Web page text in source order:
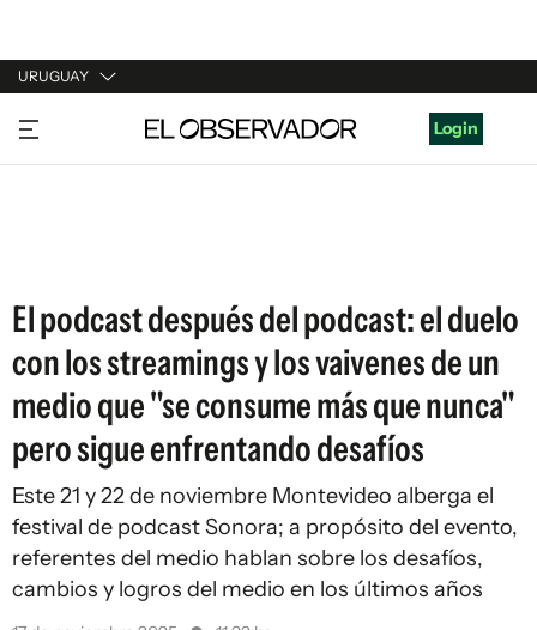
URUGUAY
URUGUAY
ARGENTINA
Login
El podcast después del podcast: el duelo
con los streamings y los vaivenes de un
medio que "se consume más que nunca"
pero sigue enfrentando desafíos
Este 21 y 22 de noviembre Montevideo alberga el
festival de podcast Sonora; a propósito del evento,
referentes del medio hablan sobre los desafíos,
cambios y logros del medio en los últimos años